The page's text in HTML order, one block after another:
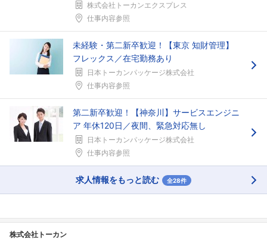
株式会社トーカンエクスプレス
仕事内容参照
未経験・第二新卒歓迎！【東京 知財管理】
フレックス／在宅勤務あり
日本トーカンパッケージ株式会社
仕事内容参照
第二新卒歓迎！【神奈川】サービスエンジニ
ア 年休120日／夜間、緊急対応無し
日本トーカンパッケージ株式会社
仕事内容参照
求人情報をもっと読む 全28件
株式会社トーカン